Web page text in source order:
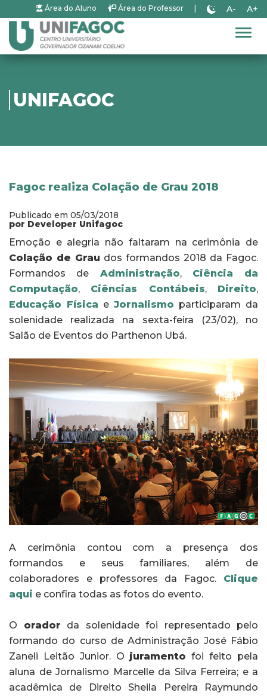
Área do Aluno Área do Professor A- A+
UNIFAGOC
Fagoc realiza Colação de Grau 2018
Publicado em 05/03/2018
por Developer Unifagoc
Emoção e alegria não faltaram na cerimônia de
Colação de Grau dos formandos 2018 da Fagoc.
Formandos de Administração, Ciência da
Computação, Ciências Contábeis, Direito,
Educação Física e Jornalismo participaram da
solenidade realizada na sexta-feira (23/02), no
Salão de Eventos do Parthenon Ubá.
A cerimônia contou com a presença dos
formandos e seus familiares, além de
colaboradores e professores da Fagoc. Clique
aqui e confira todas as fotos do evento.
O orador da solenidade foi representado pelo
formando do curso de Administração José Fábio
Zaneli Leitão Junior. O juramento foi feito pela
aluna de Jornalismo Marcelle da Silva Ferreira; e a
acadêmica de Direito Sheila Pereira Raymundo